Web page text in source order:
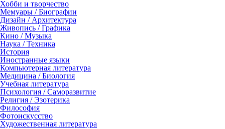
Хобби и творчество
Мемуары / Биографии
Дизайн / Архитектура
Живопись / Графика
Кино / Музыка
Наука / Техника
История
Иностранные языки
Компьютерная литература
Медицина / Биология
Учебная литература
Психология / Саморазвитие
Религия / Эзотерика
Философия
Фотоискусство
Художественная литература